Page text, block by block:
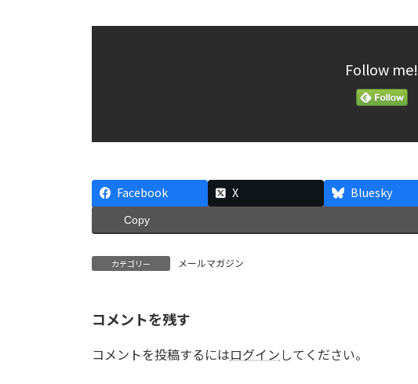
Follow me!
Facebook X Bluesky
Copy
カテゴリー メールマガジン
コメントを残す
コメントを投稿するにはログインしてください。